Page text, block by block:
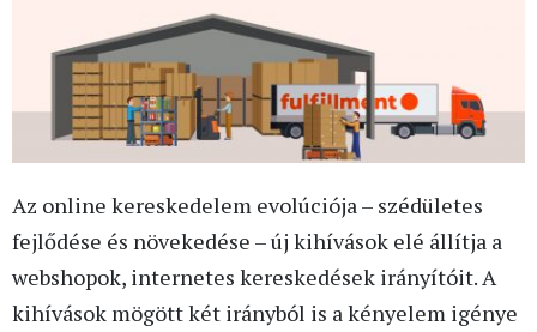
Az online kereskedelem evolúciója – szédületes
fejlődése és növekedése – új kihívások elé állítja a
webshopok, internetes kereskedések irányítóit. A
kihívások mögött két irányból is a kényelem igénye